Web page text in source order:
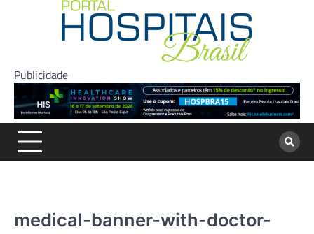
Publicidade
medical-banner-with-doctor-